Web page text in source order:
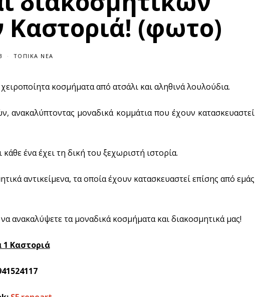
Καστοριά! (φωτο)
ΤΟΠΙΚΆ ΝΈΑ
κοσμήματα από ατσάλι και αληθινά λουλούδια.
ανακαλύπτοντας μοναδικά κομμάτια που έχουν κατασκευαστεί
ένα έχει τη δική του ξεχωριστή ιστορία.
αντικείμενα, τα οποία έχουν κατασκευαστεί επίσης από εμάς
ανακαλύψετε τα μοναδικά κοσμήματα και διακοσμητικά μας!
1 Καστοριά